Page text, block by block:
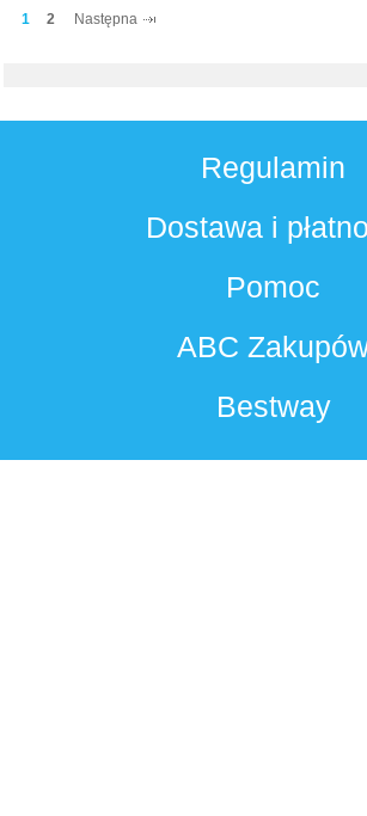
1 2 Następna
Regulamin
Dostawa i
Pomoc
ABC
Bestway